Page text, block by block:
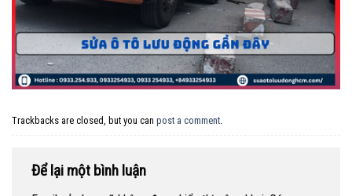
Trackbacks are closed, but you can post a comment.
Để lại một bình luận